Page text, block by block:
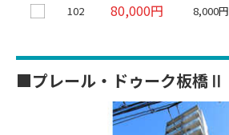
102 80,000円 8,000円
■プレール・ドゥーク板橋Ⅱ